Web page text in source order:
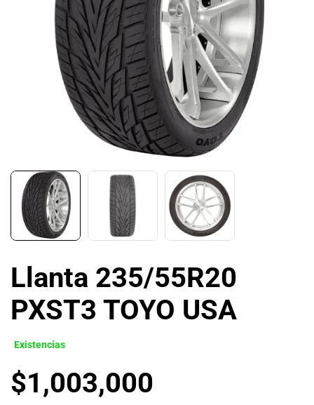
Llanta 235/55R20
PXST3 TOYO USA
Existencias
$1,003,000